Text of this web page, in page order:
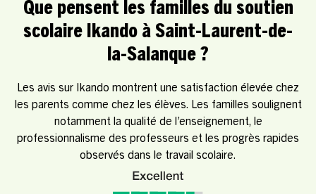
Que pensent les familles du soutien
scolaire Ikando à Saint-Laurent-de-
la-Salanque ?
Les avis sur Ikando montrent une satisfaction élevée chez
les parents comme chez les élèves. Les familles soulignent
notamment la qualité de l’enseignement, le
professionnalisme des professeurs et les progrès rapides
observés dans le travail scolaire.